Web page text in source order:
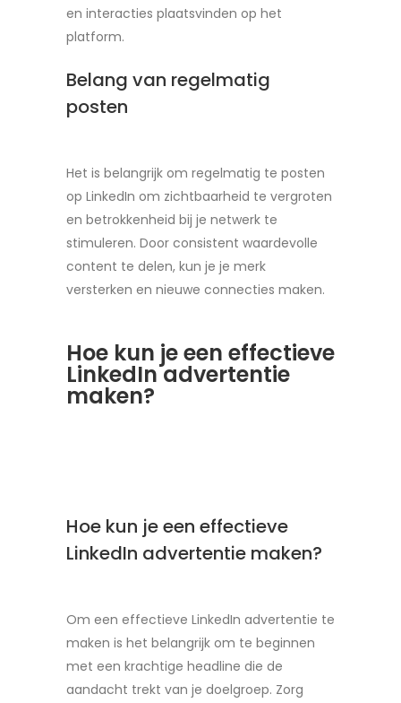
en interacties plaatsvinden op het
platform.
Belang van regelmatig
posten
Het is belangrijk om regelmatig te posten
op LinkedIn om zichtbaarheid te vergroten
en betrokkenheid bij je netwerk te
stimuleren. Door consistent waardevolle
content te delen, kun je je merk
versterken en nieuwe connecties maken.
Hoe kun je een effectieve
LinkedIn advertentie
maken?
Hoe kun je een effectieve
LinkedIn advertentie maken?
Om een effectieve LinkedIn advertentie te
maken is het belangrijk om te beginnen
met een krachtige headline die de
aandacht trekt van je doelgroep. Zorg